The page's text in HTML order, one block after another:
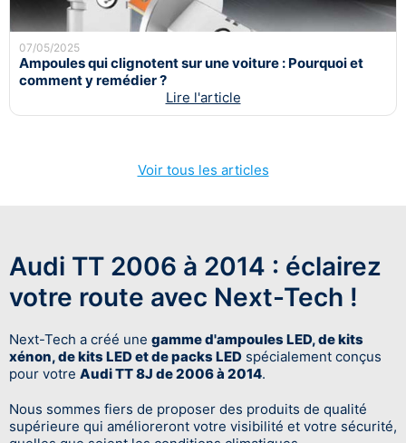
07/05/2025
Ampoules qui clignotent sur une voiture : Pourquoi et
comment y remédier ?
Lire l'article
Voir tous les articles
Audi TT 2006 à 2014 : éclairez
votre route avec Next-Tech !
Next-Tech a créé une gamme d'ampoules LED, de kits
xénon, de kits LED et de packs LED spécialement conçus
pour votre Audi TT 8J de 2006 à 2014.
Nous sommes fiers de proposer des produits de qualité
supérieure qui amélioreront votre visibilité et votre sécurité,